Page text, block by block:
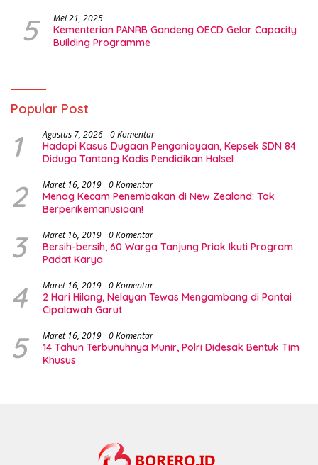
5 Mei 21, 2025
Kementerian PANRB Gandeng OECD Gelar Capacity
Building Programme
Popular Post
1 Agustus 7, 2026 0 Komentar
Hadapi Kasus Dugaan Penganiayaan, Kepsek SDN 84
Diduga Tantang Kadis Pendidikan Halsel
2 Maret 16, 2019 0 Komentar
Menag Kecam Penembakan di New Zealand: Tak
Berperikemanusiaan!
3 Maret 16, 2019 0 Komentar
Bersih-bersih, 60 Warga Tanjung Priok Ikuti Program
Padat Karya
4 Maret 16, 2019 0 Komentar
2 Hari Hilang, Nelayan Tewas Mengambang di Pantai
Cipalawah Garut
5 Maret 16, 2019 0 Komentar
14 Tahun Terbunuhnya Munir, Polri Didesak Bentuk Tim
Khusus